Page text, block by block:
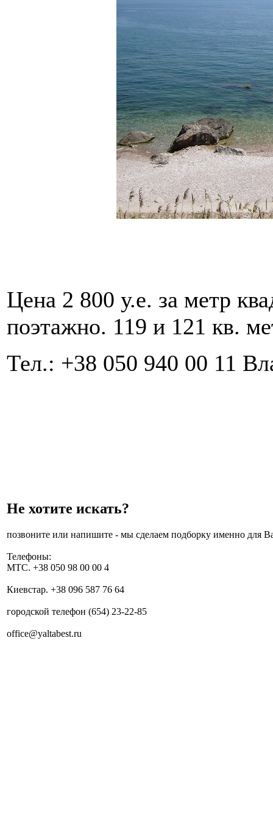
Цена 2 800 у.е. за метр
поэтажно. 119 и 121 кв.
Тел.: +38 050 940 00 11
Не хотите искать?
позвоните или напишите - мы сделаем подборку именно для
Телефоны:
МТС. +38 050 98 00 00 4
Киевстар. +38 096 587 76 64
городской телефон (654) 23-22-85
office@yaltabest.ru